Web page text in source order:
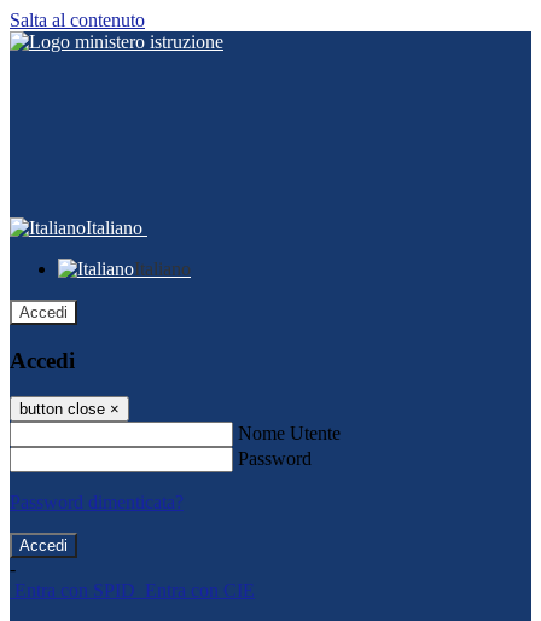
Salta al contenuto
Italiano
Italiano
Accedi
Accedi
button close ×
Nome Utente
Password
Password dimenticata?
-
Entra con SPID Entra con CIE